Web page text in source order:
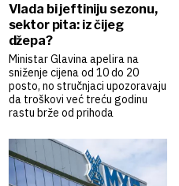
Vlada bi jeftiniju sezonu,
sektor pita: iz čijeg
džepa?
Ministar Glavina apelira na
sniženje cijena od 10 do 20
posto, no stručnjaci upozoravaju
da troškovi već treću godinu
rastu brže od prihoda